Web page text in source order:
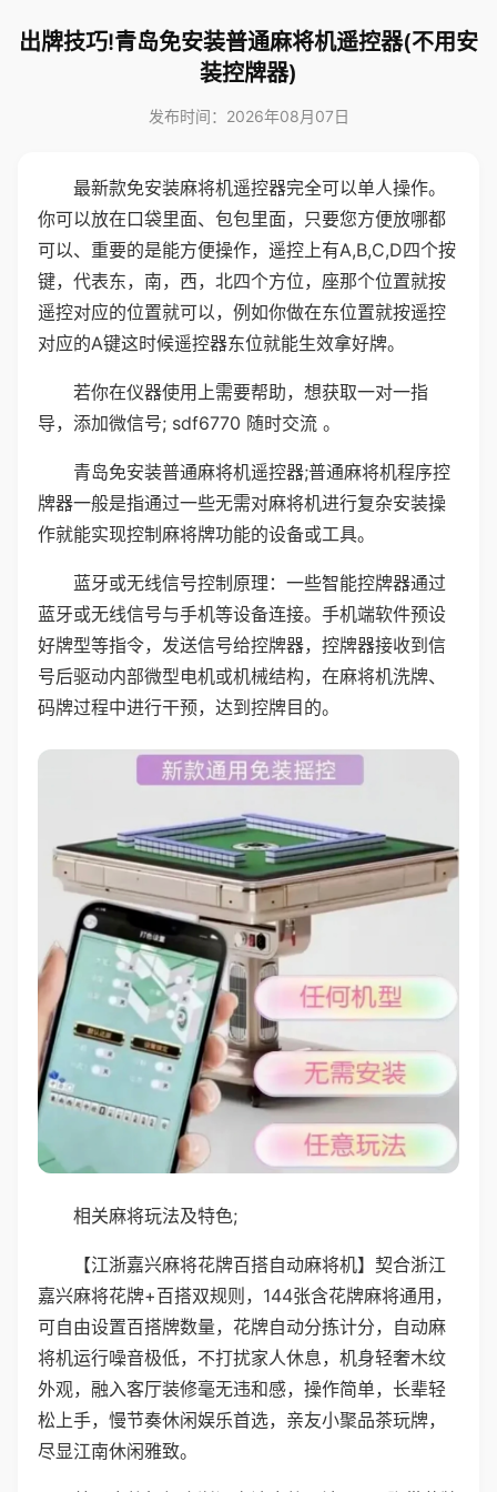
出牌技巧!青岛免安装普通麻将机遥控器(不用安
装控牌器)
发布时间：2026年08月07日
最新款免安装麻将机遥控器完全可以单人操作。
你可以放在口袋里面、包包里面，只要您方便放哪都
可以、重要的是能方便操作，遥控上有A,B,C,D四个按
键，代表东，南，西，北四个方位，座那个位置就按
遥控对应的位置就可以，例如你做在东位置就按遥控
对应的A键这时候遥控器东位就能生效拿好牌。
若你在仪器使用上需要帮助，想获取一对一指
导，添加微信号; sdf6770 随时交流 。
青岛免安装普通麻将机遥控器;普通麻将机程序控
牌器一般是指通过一些无需对麻将机进行复杂安装操
作就能实现控制麻将牌功能的设备或工具。
蓝牙或无线信号控制原理：一些智能控牌器通过
蓝牙或无线信号与手机等设备连接。手机端软件预设
好牌型等指令，发送信号给控牌器，控牌器接收到信
号后驱动内部微型电机或机械结构，在麻将机洗牌、
码牌过程中进行干预，达到控牌目的。
相关麻将玩法及特色;
【江浙嘉兴麻将花牌百搭自动麻将机】契合浙江
嘉兴麻将花牌+百搭双规则，144张含花牌麻将通用，
可自由设置百搭牌数量，花牌自动分拣计分，自动麻
将机运行噪音极低，不打扰家人休息，机身轻奢木纹
外观，融入客厅装修毫无违和感，操作简单，长辈轻
松上手，慢节奏休闲娱乐首选，亲友小聚品茶玩牌，
尽显江南休闲雅致。